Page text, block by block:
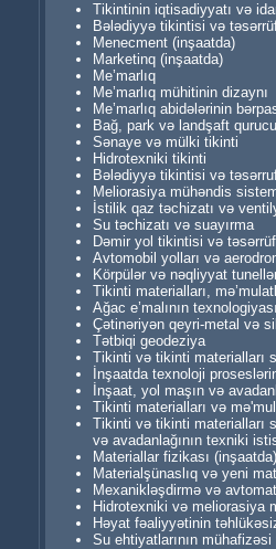
Tikintinin iqtisadiyyatı və
Bələdiyyə tikintisi və
Menecment (inşaatda)
Marketinq (inşaatda)
Me’marlıq
Me’marlıq mühitinin dizaynı
Me’marlıq abidələrinin
Bağ, park və landşaft
Sənaye və mülki tikinti
Hidrotexniki tikinti
Bələdiyyə tikintisi və
Meliorasiya mühəndis
İstilik qaz təchizatı və
Su təchizatı və suayırma
Dəmir yol tikintisi və
Avtomobil yolları və
Körpülər və nəqliyyat
Tikinti materialları,
Ağac e’malının texnologiyası
Çətinəriyən qeyri-metal və
Tətbiqi geodeziya
Tikinti və tikinti materialları
İnşaatda texnoloji
İnşaat, yol maşın və
Tikinti materialları və
Tikinti və tikinti materialları
və avadanlağının texniki
Materiallar fizikası (inşaatda)
Materialşünaslıq və yeni
Mexanikləşdirmə və
Hidrotexniki və meliorasiya
Həyat fəaliyyətinin
Su ehtiyatlarının